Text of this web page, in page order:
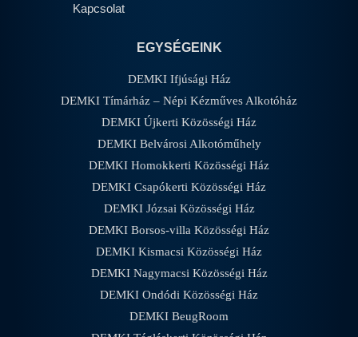
Kapcsolat
EGYSÉGEINK
DEMKI Ifjúsági Ház
DEMKI Tímárház – Népi Kézműves Alkotóház
DEMKI Újkerti Közösségi Ház
DEMKI Belvárosi Alkotóműhely
DEMKI Homokkerti Közösségi Ház
DEMKI Csapókerti Közösségi Ház
DEMKI Józsai Közösségi Ház
DEMKI Borsos-villa Közösségi Ház
DEMKI Kismacsi Közösségi Ház
DEMKI Nagymacsi Közösségi Ház
DEMKI Ondódi Közösségi Ház
DEMKI BeugRoom